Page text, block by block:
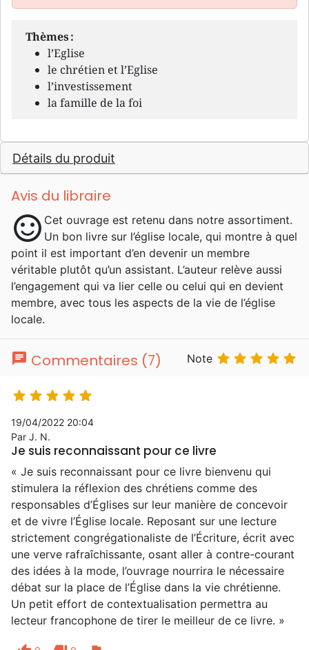
Thèmes :
l’Eglise
le chrétien et l’Eglise
l’investissement
la famille de la foi
Détails du produit
Avis du libraire
sentiment_satisfied Cet ouvrage est retenu dans notre assortiment.
Un bon livre sur l’église locale, qui montre à quel
point il est important d’en devenir un membre
véritable plutôt qu’un assistant. L’auteur relève aussi
l’engagement qui va lier celle ou celui qui en devient
membre, avec tous les aspects de la vie de l’église
locale.
chat Commentaires (7) Note     
    
19/04/2022 20:04
Par J. N.
Je suis reconnaissant pour ce livre
« Je suis reconnaissant pour ce livre bienvenu qui
stimulera la réflexion des chrétiens comme des
responsables d’Églises sur leur manière de concevoir
et de vivre l’Église locale. Reposant sur une lecture
strictement congrégationaliste de l’Écriture, écrit avec
une verve rafraîchissante, osant aller à contre-courant
des idées à la mode, l’ouvrage nourrira le nécessaire
débat sur la place de l’Église dans la vie chrétienne.
Un petit effort de contextualisation permettra au
lecteur francophone de tirer le meilleur de ce livre. »